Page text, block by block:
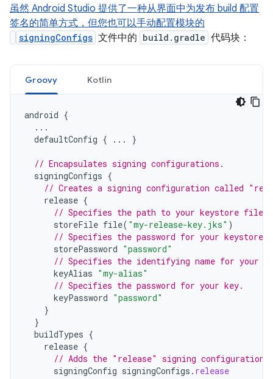
虽然 Android Studio 提供了一种从界面中为发布 build 配置
签名的简单方式，但您也可以手动配置模块的
signingConfigs 文件中的 build.gradle 代码块：
Groovy Kotlin
android {
...
defaultConfig { ... }
// Encapsulates signing configurations.
signingConfigs {
// Creates a signing configuration called
release {
// Specifies the path to your keystore file.
storeFile file( "my-release-key.jks" )
// Specifies the password for your keystore.
storePassword "password"
// Specifies the identifying name for your
keyAlias "my-alias"
// Specifies the password for your key.
keyPassword "password"
}
}
buildTypes {
release {
// Adds the "release" signing configuration
signingConfig signingConfigs . release